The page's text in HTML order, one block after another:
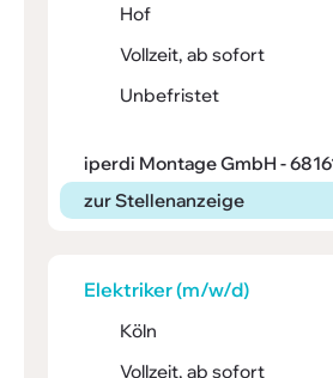
Hof
Vollzeit, ab sofort
Unbefristet
iperdi Montage GmbH -
zur Stellenanzeige
Elek­triker (m/w/d)
Köln
Vollzeit, ab sofort